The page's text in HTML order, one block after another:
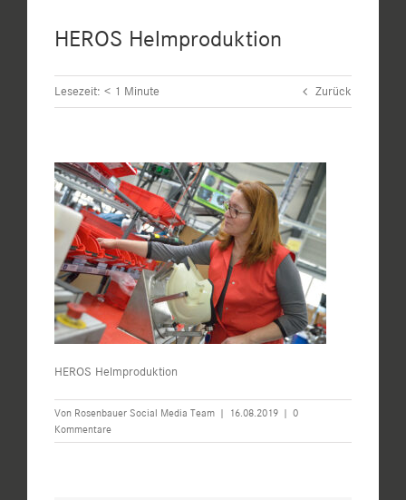
HEROS Helmproduktion
Lesezeit: < 1 Minute Zurück
HEROS Helmproduktion
Von Rosenbauer Social Media Team | 16.08.2019 | 0
Kommentare